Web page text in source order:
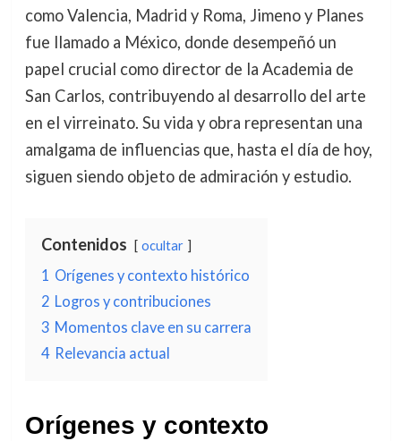
como Valencia, Madrid y Roma, Jimeno y Planes
fue llamado a México, donde desempeñó un
papel crucial como director de la Academia de
San Carlos, contribuyendo al desarrollo del arte
en el virreinato. Su vida y obra representan una
amalgama de influencias que, hasta el día de hoy,
siguen siendo objeto de admiración y estudio.
Contenidos ocultar
1 Orígenes y contexto histórico
2 Logros y contribuciones
3 Momentos clave en su carrera
4 Relevancia actual
Orígenes y contexto